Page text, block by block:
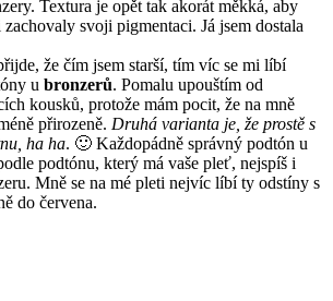
Textura je opět tak akorát měkká, aby
svoji pigmentaci. Já jsem dostala
že čím jsem starší, tím víc se mi líbí
u bronzerů. Pomalu upouštím od
kousků, protože mám pocit, že na mně
přirozeně. Druhá varianta je, že prostě s
ha ha. 🙂 Každopádně správný podtón u
podtónu, který má vaše pleť, nejspíš i
Mně se na mé pleti nejvíc líbí ty odstíny s
do červena.